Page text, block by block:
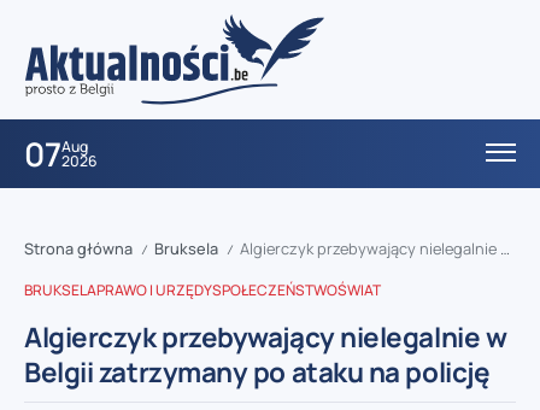
07Aug
2026
Strona główna / Bruksela / Algierczyk przebywający nielegalnie w Belgii zatrzymany po ataku na policję
BRUKSELAPRAWO I URZĘDYSPOŁECZEŃSTWOŚWIAT
Algierczyk przebywający nielegalnie w
Belgii zatrzymany po ataku na policję